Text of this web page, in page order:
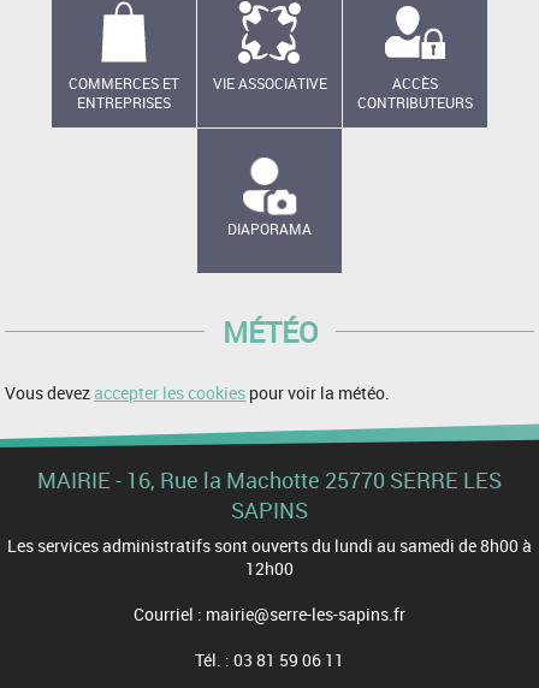
COMMERCES ET
ENTREPRISES
VIE ASSOCIATIVE
ACCÈS
CONTRIBUTEURS
DIAPORAMA
MÉTÉO
Vous devezaccepter les cookies pour voir la météo.
MAIRIE - 16, Rue la Machotte 25770 SERRE LES
SAPINS
Les services administratifs sont ouverts du lundi au samedi de 8h00 à
12h00
Courriel : mairie@serre-les-sapins.fr
Tél. : 03 81 59 06 11